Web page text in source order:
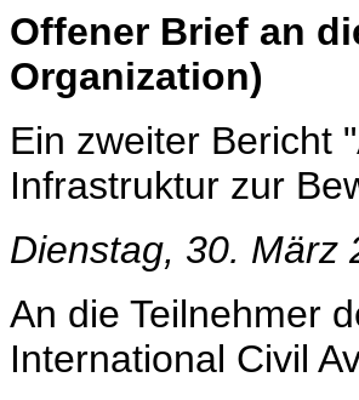
Offener Brief an
Organization)
Ein zweiter Bericht
Infrastruktur zur
Dienstag, 30. März
An die Teilnehmer
International Civil